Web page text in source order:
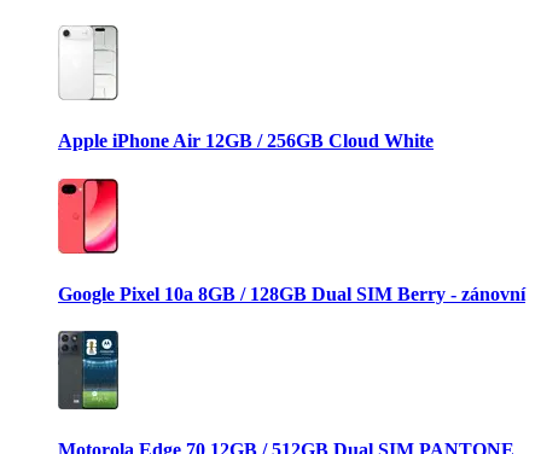
Apple iPhone Air 12GB / 256GB Cloud White
Google Pixel 10a 8GB / 128GB Dual SIM Berry - zánovní